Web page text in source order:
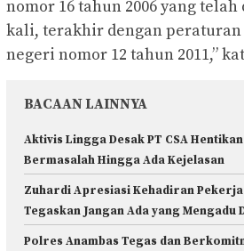
nomor 16 tahun 2006 yang
kali, terakhir dengan
negeri nomor 12 tahun 2011,”
BACAAN LAINNYA
Aktivis Lingga Desak PT CSA
Bermasalah Hingga Ada Kejelasan
Zuhardi Apresiasi Kehadiran Pekerja
Tegaskan Jangan Ada yang Mengadu
Polres Anambas Tegas dan